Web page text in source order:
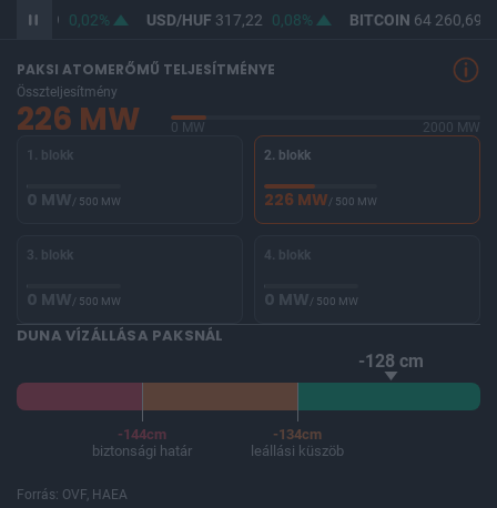
365,49 0,02% USD/HUF317,22 0,08% BITCOIN64 260,69
PAKSI ATOMERŐMŰ TELJESÍTMÉNYE
Összteljesítmény
226 MW 0 MW
2000 MW
1. blokk
0 MW/ 500 MW
2. blokk
226 MW/ 500 MW
3. blokk
0 MW/ 500 MW
4. blokk
0 MW/ 500 MW
DUNA VÍZÁLLÁSA PAKSNÁL
-128 cm
-144cm
biztonsági határ
-134cm
leállási küszöb
Forrás: OVF, HAEA